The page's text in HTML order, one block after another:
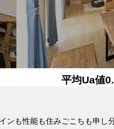
平均Ua値
ンも性能も住みごこちも申し